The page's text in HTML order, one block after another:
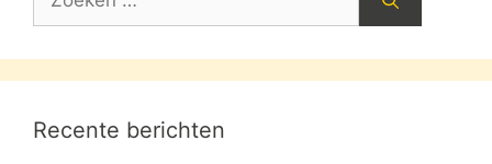
Recente berichten